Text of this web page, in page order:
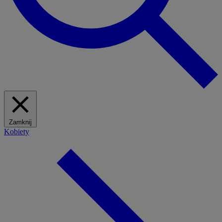
Zamknij
Kobiety